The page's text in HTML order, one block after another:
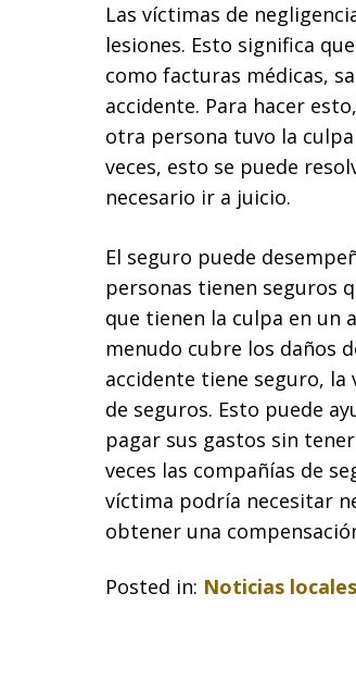
Las víctimas de
lesiones. Esto significa
como facturas médicas,
accidente. Para hacer
otra persona tuvo la
veces, esto se puede
necesario ir a juicio.
El seguro puede
personas tienen seguros
que tienen la culpa en un
menudo cubre los daños
accidente tiene seguro,
de seguros. Esto puede
pagar sus gastos sin
veces las compañías de
víctima podría necesitar
obtener una
Posted in: Noticias locales